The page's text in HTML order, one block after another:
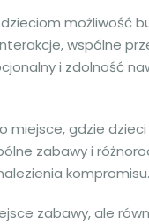
możliwość
wspólne
i zdolność
miejsce, gdzie
zabawy i
kompromisu.
zabawy, ale